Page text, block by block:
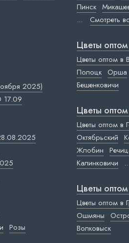
2025)
Розы
Пинск
... Смотреть
Цветы
Цветы оптом в
Полоцк Орша
Бешенковичи
Цветы
Цветы оптом в
Октябрьский
Жлобин
Калинковичи
Цветы
Цветы оптом в
Ошмяны
Волковыск